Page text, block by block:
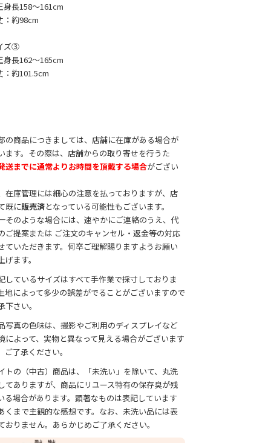
身長158～161cm
：約98cm
ズ③
身長162～165cm
：約101.5cm
の商品につきましては、店舗に在庫がある場合が
ます。その際は、店舗からの取り寄せを行うた
送までに通常よりお時間を頂戴する場合がござい
在庫管理には細心の注意を払っておりますが、店
既に販売済となっている可能性もございます。
そのような場合には、速やかにご連絡のうえ、代
ご提案または ご注文のキャンセル・返金等の対応
ていただきます。何卒ご理解賜りますようお願い
げます。
ているサイズはすべて手作業で採寸しておりま
地によって多少の誤差がでることがございますので
下さい。
写真の色味は、撮影やご利用のディスプレイなど
によって、実物と異なって見える場合がございます
ご了承ください。
トの（中古）商品は、「未洗い」を除いて、丸洗
てありますが、商品にリユース特有の保存臭が残
る場合があります。顕著なものは表記しています
くまで主観的な感想です。なお、未洗い品には表
おりません。あらかじめご了承ください。